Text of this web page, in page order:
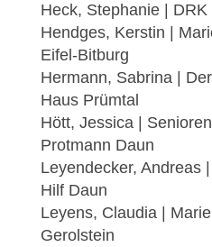
Heck, Stephanie |
Hendges, Kerstin |
Eifel-Bitburg
Hermann, Sabrina |
Haus Prümtal
Hött, Jessica |
Protmann Daun
Leyendecker, Andreas
Hilf Daun
Leyens, Claudia |
Gerolstein